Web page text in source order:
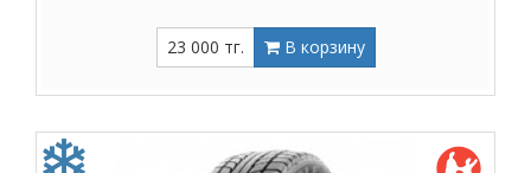
23 000 тг. В корзину